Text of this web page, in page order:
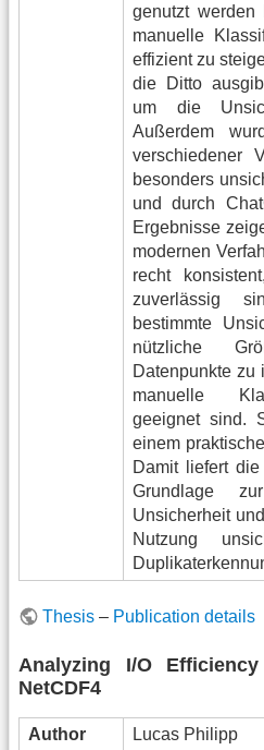
genutzt werden
manuelle
effizient zu
die Ditto
um die
Außerdem
verschiedener
besonders
und durch
Ergebnisse
modernen
recht
zuverlässig
bestimmte
nützliche
Datenpunkte zu
manuelle
geeignet sind.
einem
Damit liefert
Grundlage
Unsicherheit
Nutzung
Thesis – Publication details
Analyzing I/O
NetCDF4
Author Lucas Philipp